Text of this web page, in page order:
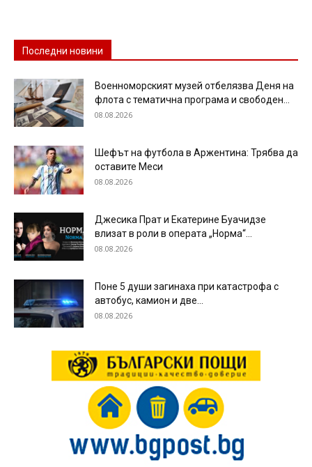
Последни новини
Военноморският музей отбелязва Деня на
флота с тематична програма и свободен...
08.08.2026
Шефът на футбола в Аржентина: Трябва да
оставите Меси
08.08.2026
Джесика Прат и Екатерине Буачидзе
влизат в роли в операта „Норма“...
08.08.2026
Поне 5 души загинаха при катастрофа с
автобус, камион и две...
08.08.2026